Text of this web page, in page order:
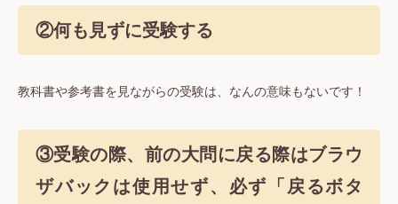
②何も見ずに受験する
教科書や参考書を見ながらの受験は、なんの意味もないです！
③受験の際、前の大問に戻る際はブラウ
ザバックは使用せず、必ず「戻るボタ